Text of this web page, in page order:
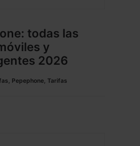
todas las
y
2026
, Pepephone, Tarifas